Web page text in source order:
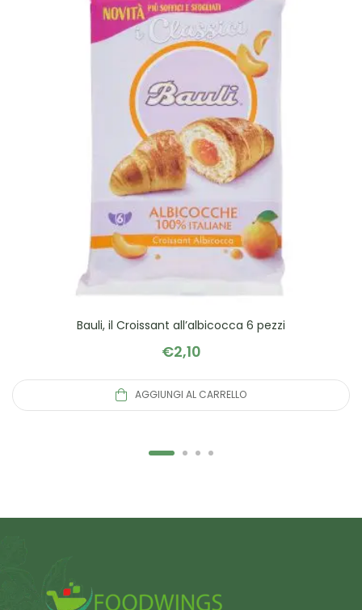
Bauli, il Croissant all’albicocca 6 pezzi
€2,10
AGGIUNGI AL CARRELLO